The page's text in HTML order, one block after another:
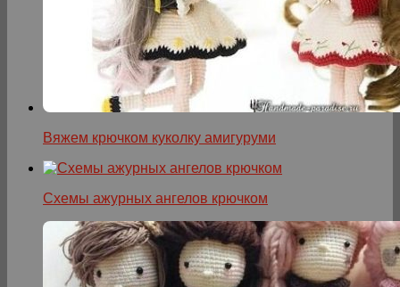
Вяжем крючком куколку амигуруми
Схемы ажурных ангелов крючком